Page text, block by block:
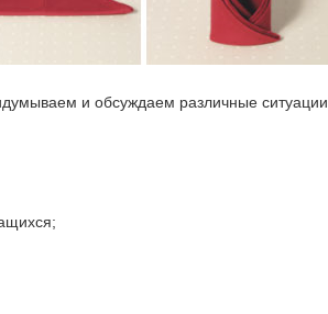
и обсуждаем различные ситуации.